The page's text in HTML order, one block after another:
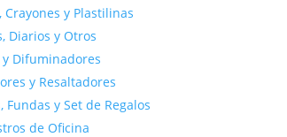
Crayones y Plastilinas
Diarios y Otros
y Difuminadores
y Resaltadores
Fundas y Set de Regalos
de Oficina